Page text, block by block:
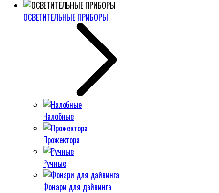
ОСВЕТИТЕЛЬНЫЕ ПРИБОРЫ
Налобные
Прожектора
Ручные
Фонари для дайвинга